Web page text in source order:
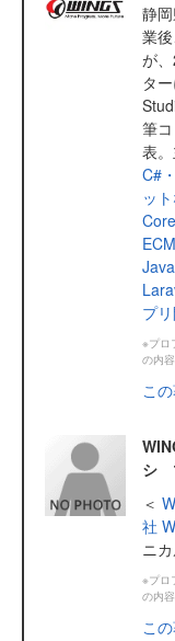
静
業
が
ター
筆
表
C#
ット
プ
※プロ
の内
こ
シ
＜
社
ニ
※プロ
の内
こ